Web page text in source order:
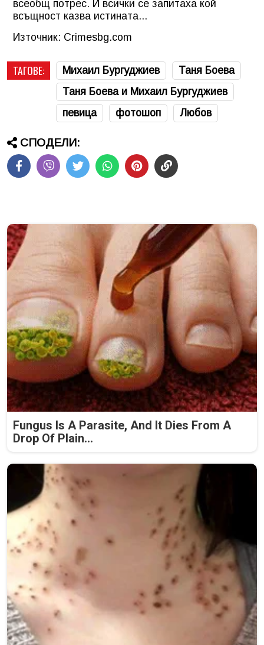
всеобщ потрес. И всички се запитаха кой
всъщност казва истината...
Източник: Crimesbg.com
ТАГОВЕ: Михаил Бургуджиев
Таня Боева
Таня Боева и Михаил Бургуджиев
певица
фотошоп Любов
СПОДЕЛИ:
Fungus Is A Parasite, And It Dies From A
Drop Of Plain...